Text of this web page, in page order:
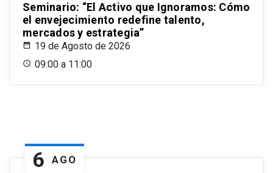
Seminario: “El Activo que Ignoramos: Cómo
el envejecimiento redefine talento,
mercados y estrategia”
19 de Agosto de 2026
09:00 a 11:00
6 AGO